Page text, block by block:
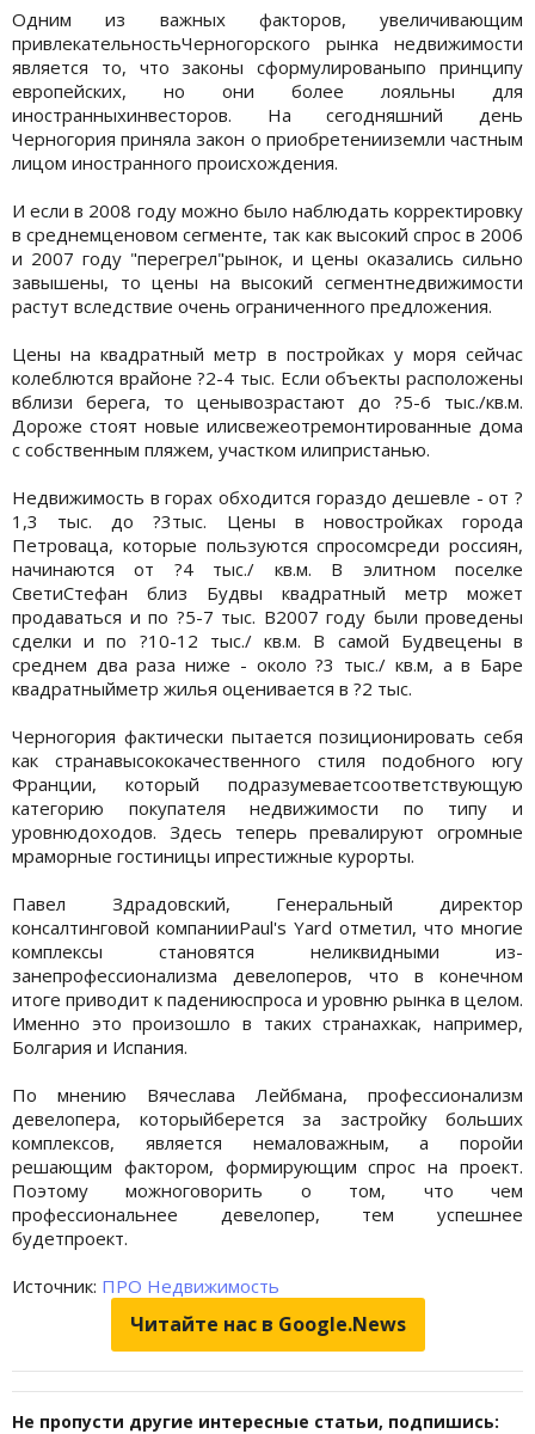
Одним из важных факторов, увеличивающим
привлекательностьЧерногорского рынка недвижимости
является то, что законы сформулированыпо принципу
европейских, но они более лояльны для
иностранныхинвесторов. На сегодняшний день
Черногория приняла закон о приобретенииземли частным
лицом иностранного происхождения.
И если в 2008 году можно было наблюдать корректировку
в среднемценовом сегменте, так как высокий спрос в 2006
и 2007 году "перегрел"рынок, и цены оказались сильно
завышены, то цены на высокий сегментнедвижимости
растут вследствие очень ограниченного предложения.
Цены на квадратный метр в постройках у моря сейчас
колеблются врайоне ?2-4 тыс. Если объекты расположены
вблизи берега, то ценывозрастают до ?5-6 тыс./кв.м.
Дороже стоят новые илисвежеотремонтированные дома
с собственным пляжем, участком илипристанью.
Недвижимость в горах обходится гораздо дешевле - от ?
1,3 тыс. до ?3тыс. Цены в новостройках города
Петроваца, которые пользуются спросомсреди россиян,
начинаются от ?4 тыс./ кв.м. В элитном поселке
СветиСтефан близ Будвы квадратный метр может
продаваться и по ?5-7 тыс. В2007 году были проведены
сделки и по ?10-12 тыс./ кв.м. В самой Будвецены в
среднем два раза ниже - около ?3 тыс./ кв.м, а в Баре
квадратныйметр жилья оценивается в ?2 тыс.
Черногория фактически пытается позиционировать себя
как странавысококачественного стиля подобного югу
Франции, который подразумеваетсоответствующую
категорию покупателя недвижимости по типу и
уровнюдоходов. Здесь теперь превалируют огромные
мраморные гостиницы ипрестижные курорты.
Павел Здрадовский, Генеральный директор
консалтинговой компанииPaul's Yard отметил, что многие
комплексы становятся неликвидными из-
занепрофессионализма девелоперов, что в конечном
итоге приводит к падениюспроса и уровню рынка в целом.
Именно это произошло в таких странахкак, например,
Болгария и Испания.
По мнению Вячеслава Лейбмана, профессионализм
девелопера, которыйберется за застройку больших
комплексов, является немаловажным, а поройи
решающим фактором, формирующим спрос на проект.
Поэтому можноговорить о том, что чем
профессиональнее девелопер, тем успешнее
будетпроект.
Источник: ПРО Недвижимость
Читайте нас в Google.News
Не пропусти другие интересные статьи, подпишись: